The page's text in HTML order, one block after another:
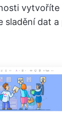
vytvoříte
sladění dat a